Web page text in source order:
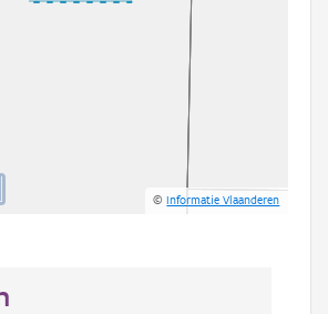
©Informatie Vlaanderen